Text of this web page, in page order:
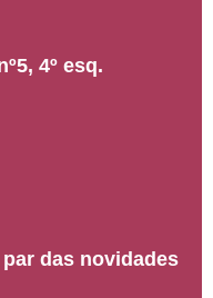
4º esq.
das novidades